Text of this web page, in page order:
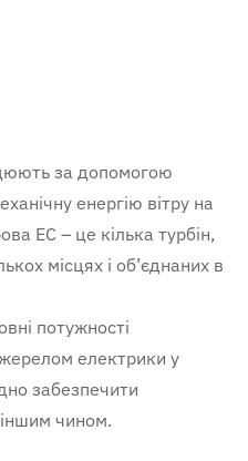
за допомогою
енергію вітру на
ЕС – це кілька турбін,
місцях і об’єднаних в
потужності
електрики у
забезпечити
іншим чином.